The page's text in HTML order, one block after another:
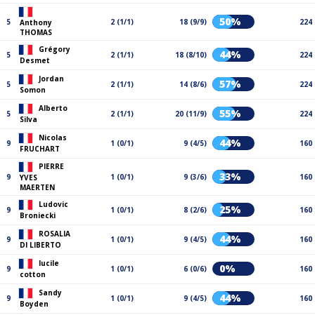
5
Anthony
THOMAS
2 (1/1) 18 (9/9) 50% 224
5
Grégory
Desmet
2 (1/1) 18 (8/10) 44% 224
5
Jordan
Somon
2 (1/1) 14 (8/6) 57% 224
5
Alberto
Silva
2 (1/1) 20 (11/9) 55% 224
9
Nicolas
FRUCHART
1 (0/1) 9 (4/5) 44% 160
9
PIERRE
YVES
MAERTEN
1 (0/1) 9 (3/6) 33% 160
9
Ludovic
Broniecki
1 (0/1) 8 (2/6) 25% 160
9
ROSALIA
DI LIBERTO
1 (0/1) 9 (4/5) 44% 160
9
lucile
cotton
1 (0/1) 6 (0/6) 0% 160
9
Sandy
Boyden
1 (0/1) 9 (4/5) 44% 160